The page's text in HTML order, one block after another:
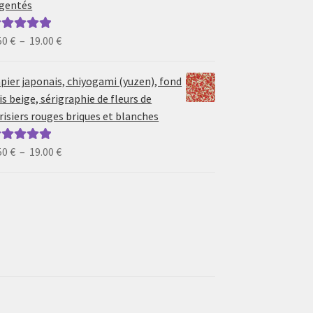
5.00sur
€ – 19.00€Plage
prix :
6.50 €
à
japonais, chiyogami (yuzen), fond
beige, sérigraphie de fleurs de
rouges briques et blanches
5.00sur
€ – 19.00€Plage